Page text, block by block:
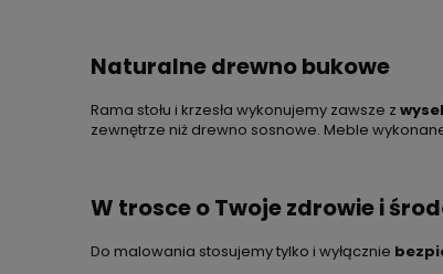
Naturalne drewno bukowe
Rama stołu i krzesła wykonujemy zawsze z
zewnętrze niż drewno sosnowe. Meble
W trosce o Twoje zdrowie i
Do malowania stosujemy tylko i wyłącznie